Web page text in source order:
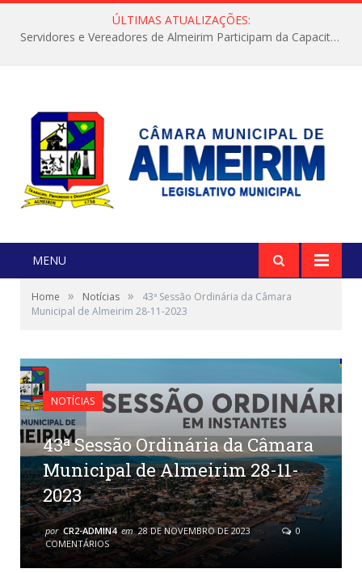
ÚLTIMAS ATUALIZAÇÕES:
Servidores e Vereadores de Almeirim Participam da Capacitação “Orientar é a Nossa Missão”
MENU
Home » Notícias »
43ª Sessão Ordinária da Câmara
Municipal de Almeirim 28-11-2023
NOTÍCIAS
43ª Sessão Ordinária da Câmara
Municipal de Almeirim 28-11-
2023
por CR2-ADMIN4 em 28 DE NOVEMBRO DE 2023
0
COMENTÁRIOS